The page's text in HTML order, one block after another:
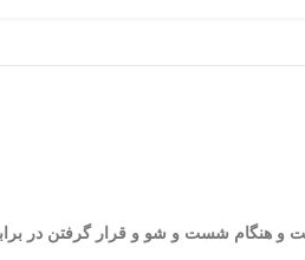
و هنگام شست و شو و قرار گرفتن در